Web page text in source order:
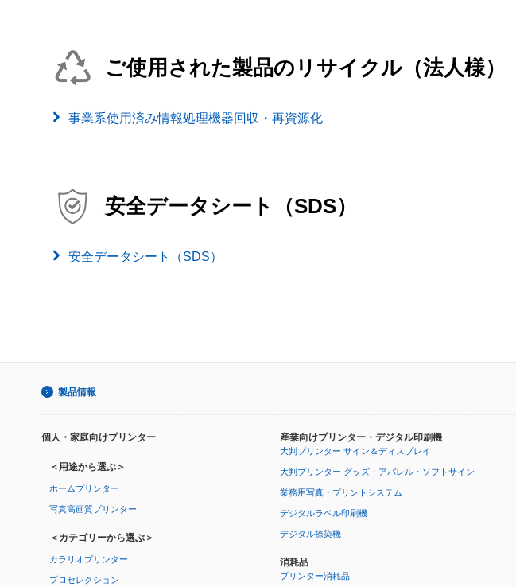
ご使用された製品のリサイクル（法人様）
事業系使用済み情報処理機器回収・再資源化
安全データシート（SDS）
安全データシート（SDS）
製品情報
個人・家庭向けプリンター
＜用途から選ぶ＞
ホームプリンター
写真高画質プリンター
＜カテゴリーから選ぶ＞
カラリオプリンター
プロセレクション
産業向けプリンター・デジタル印刷機
大判プリンター サイン＆ディスプレイ
大判プリンター グッズ・アパレル・ソフトサイン
業務用写真・プリントシステム
デジタルラベル印刷機
デジタル捺染機
消耗品
プリンター消耗品